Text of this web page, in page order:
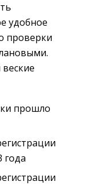
удобное
проверки
прошло
года